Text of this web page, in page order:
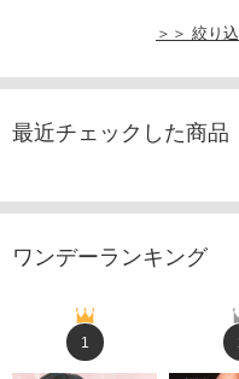
＞＞ 絞り
最近チェックした商品
ワンデーランキング
1